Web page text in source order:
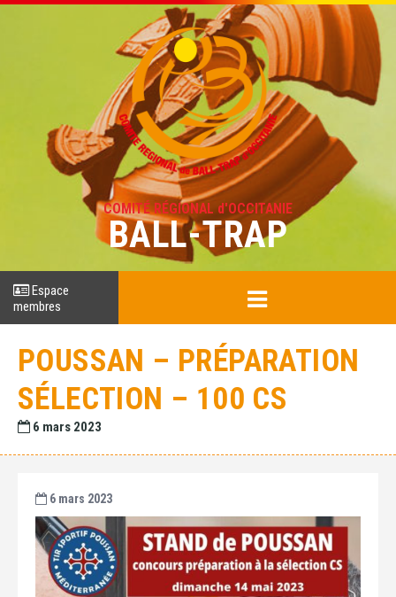
COMITÉ RÉGIONAL d'OCCITANIE
BALL-TRAP
Espace
membres
POUSSAN – PRÉPARATION
SÉLECTION – 100 CS
6 mars 2023
6 mars 2023